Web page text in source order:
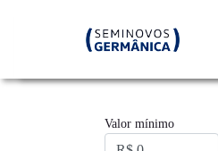
Valor mínimo